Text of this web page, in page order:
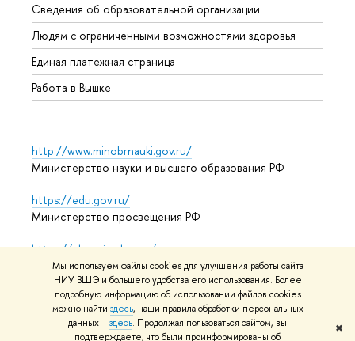
Мы используем файлы cookies для улучшения работы сайта
НИУ ВШЭ и большего удобства его использования. Более
подробную информацию об использовании файлов cookies
можно найти здесь, наши правила обработки персональных
данных –здесь. Продолжая пользоваться сайтом, вы
подтверждаете, что были проинформированы об
✖
Сведения об образовательной организации
Людям с ограниченными возможностями здоровья
Единая платежная страница
Работа в Вышке
http://www.minobrnauki.gov.ru/
Министерство науки и высшего образования РФ
https://edu.gov.ru/
Министерство просвещения РФ
https://elearning.hse.ru/mooc
Массовые открытые онлайн-курсы
© НИУ ВШЭ 1993–2026 Адреса и контактыУсловия
использования материаловПолитика конфиденциальности